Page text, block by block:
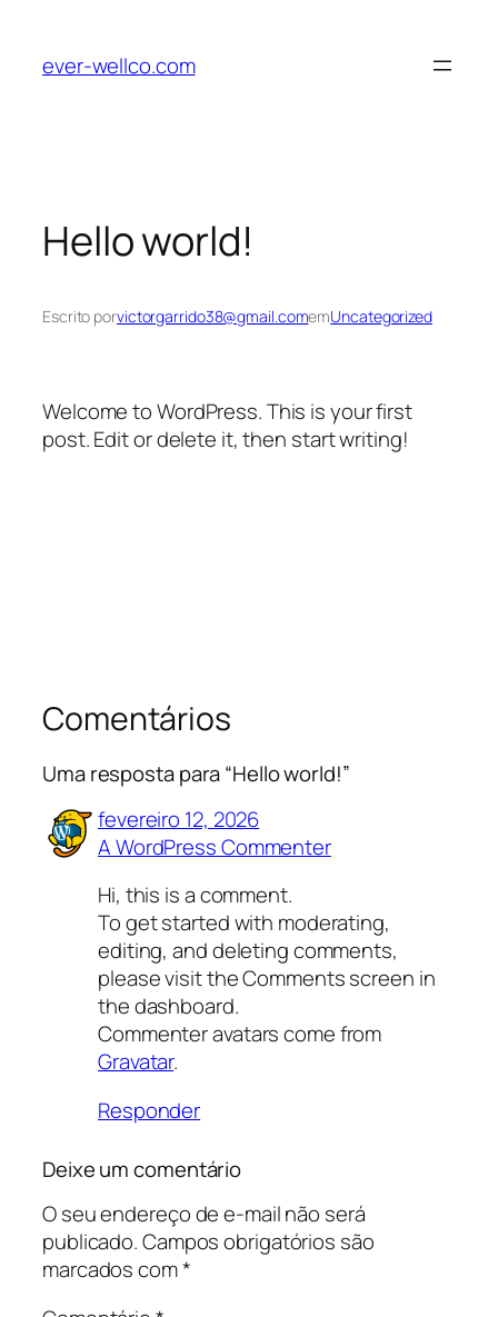
ever-wellco.com
Hello world!
Escrito porvictorgarrido38@gmail.comemUncategorized
Welcome to WordPress. This is your first
post. Edit or delete it, then start writing!
Comentários
Uma resposta para “Hello world!”
fevereiro 12, 2026
A WordPress Commenter
Hi, this is a comment.
To get started with moderating,
editing, and deleting comments,
please visit the Comments screen in
the dashboard.
Commenter avatars come from
Gravatar.
Responder
Deixe um comentário
O seu endereço de e-mail não será
publicado.Campos obrigatórios são
marcados com*